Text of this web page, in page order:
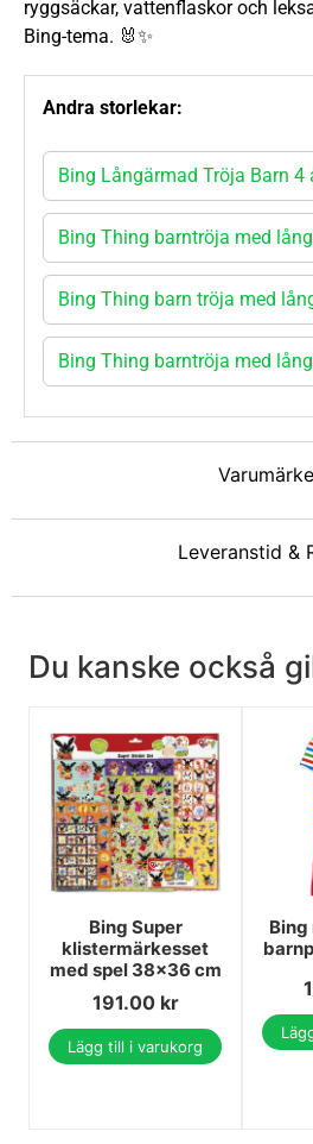
Varumärke
Leveranstid &
ryggsäckar, vattenflaskor och
Bing-tema. 🐰✨
Andra storlekar:
Bing Långärmad Tröja Barn 4
Bing Thing barntröja med
Bing Thing barn tröja med
Bing Thing barntröja med
Du kanske också
Bing Super
klistermärkesset
med spel 38x36 cm
191.00 kr
Lägg till i varukorg